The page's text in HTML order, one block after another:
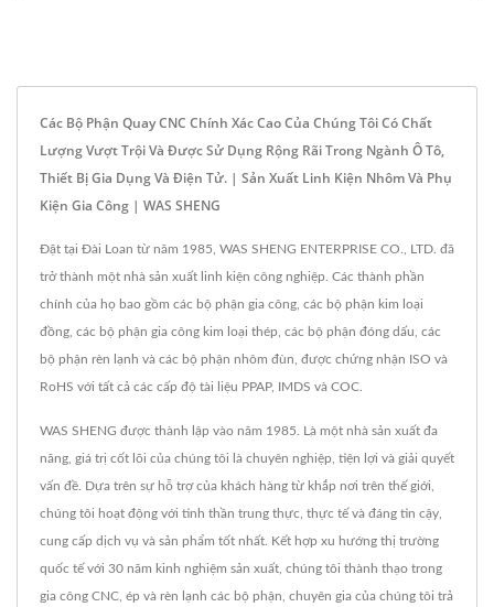
Các Bộ Phận Quay CNC Chính Xác Cao Của Chúng Tôi Có Chất
Lượng Vượt Trội Và Được Sử Dụng Rộng Rãi Trong Ngành Ô Tô,
Thiết Bị Gia Dụng Và Điện Tử. | Sản Xuất Linh Kiện Nhôm Và Phụ
Kiện Gia Công | WAS SHENG
Đặt tại Đài Loan từ năm 1985, WAS SHENG ENTERPRISE CO., LTD. đã
trở thành một nhà sản xuất linh kiện công nghiệp. Các thành phần
chính của họ bao gồm các bộ phận gia công, các bộ phận kim loại
đồng, các bộ phận gia công kim loại thép, các bộ phận đóng dấu, các
bộ phận rèn lạnh và các bộ phận nhôm đùn, được chứng nhận ISO và
RoHS với tất cả các cấp độ tài liệu PPAP, IMDS và COC.
WAS SHENG được thành lập vào năm 1985. Là một nhà sản xuất đa
năng, giá trị cốt lõi của chúng tôi là chuyên nghiệp, tiện lợi và giải quyết
vấn đề. Dựa trên sự hỗ trợ của khách hàng từ khắp nơi trên thế giới,
chúng tôi hoạt động với tinh thần trung thực, thực tế và đáng tin cậy,
cung cấp dịch vụ và sản phẩm tốt nhất. Kết hợp xu hướng thị trường
quốc tế với 30 năm kinh nghiệm sản xuất, chúng tôi thành thạo trong
gia công CNC, ép và rèn lạnh các bộ phận, chuyên gia của chúng tôi trả